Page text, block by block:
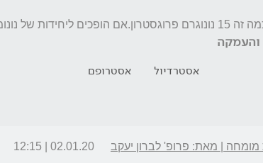
של נונומול ?
והעמקה
אסטרדיול אסטרופם
| מאת: פרופ' לברון יעקב 02.01.20 | 12:15